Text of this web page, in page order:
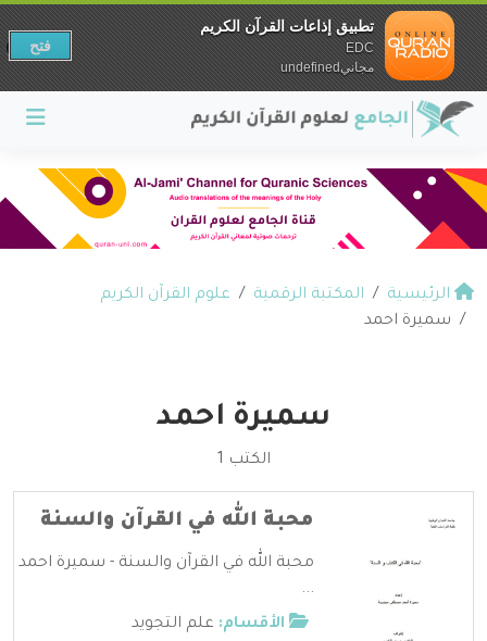
الرئيسية المكتبة الرقمية
علوم القرآن الكريم
سميرة احمد
سميرة احمد
الكتب 1
محبة الله في القرآن والسنة
محبة الله في القرآن والسنة - سميرة احمد
...
الأقسام: علم التجويد
تطبيق إذاعات القرآن الكريم
EDC
مجانيundefined
فتح